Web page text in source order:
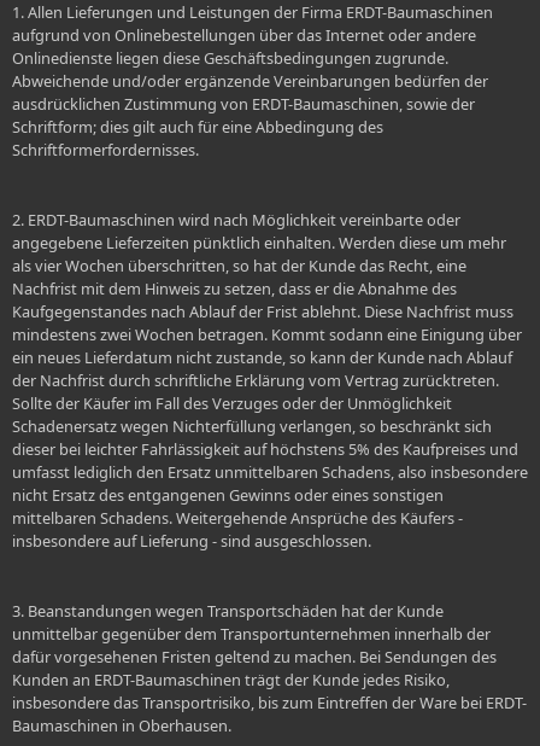
1. Allen Lieferungen und Leistungen der Firma ERDT-Baumaschinen
aufgrund von Onlinebestellungen über das Internet oder andere
Onlinedienste liegen diese Geschäftsbedingungen zugrunde.
Abweichende und/oder ergänzende Vereinbarungen bedürfen der
ausdrücklichen Zustimmung von ERDT-Baumaschinen, sowie der
Schriftform; dies gilt auch für eine Abbedingung des
Schriftformerfordernisses.
2. ERDT-Baumaschinen wird nach Möglichkeit vereinbarte oder
angegebene Lieferzeiten pünktlich einhalten. Werden diese um mehr
als vier Wochen überschritten, so hat der Kunde das Recht, eine
Nachfrist mit dem Hinweis zu setzen, dass er die Abnahme des
Kaufgegenstandes nach Ablauf der Frist ablehnt. Diese Nachfrist muss
mindestens zwei Wochen betragen. Kommt sodann eine Einigung über
ein neues Lieferdatum nicht zustande, so kann der Kunde nach Ablauf
der Nachfrist durch schriftliche Erklärung vom Vertrag zurücktreten.
Sollte der Käufer im Fall des Verzuges oder der Unmöglichkeit
Schadenersatz wegen Nichterfüllung verlangen, so beschränkt sich
dieser bei leichter Fahrlässigkeit auf höchstens 5% des Kaufpreises und
umfasst lediglich den Ersatz unmittelbaren Schadens, also insbesondere
nicht Ersatz des entgangenen Gewinns oder eines sonstigen
mittelbaren Schadens. Weitergehende Ansprüche des Käufers -
insbesondere auf Lieferung - sind ausgeschlossen.
3. Beanstandungen wegen Transportschäden hat der Kunde
unmittelbar gegenüber dem Transportunternehmen innerhalb der
dafür vorgesehenen Fristen geltend zu machen. Bei Sendungen des
Kunden an ERDT-Baumaschinen trägt der Kunde jedes Risiko,
insbesondere das Transportrisiko, bis zum Eintreffen der Ware bei ERDT-
Baumaschinen in Oberhausen.